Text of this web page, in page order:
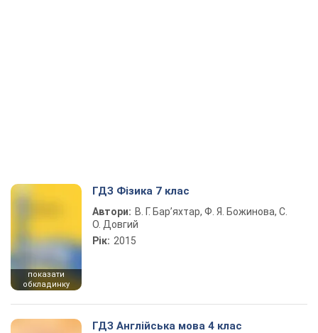
показати
обкладинку
ГДЗ Фізика 7 клас
Автори: В. Г. Бар’яхтар, Ф. Я. Божинова, С.
О. Довгий
Рік: 2015
ГДЗ Англійська мова 4 клас